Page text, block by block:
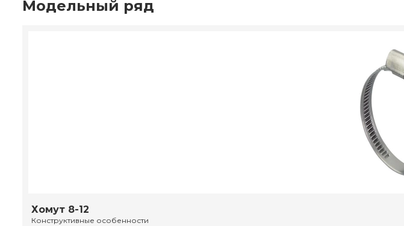
Модельный ряд
Хомут 8-12
Конструктивные особенности